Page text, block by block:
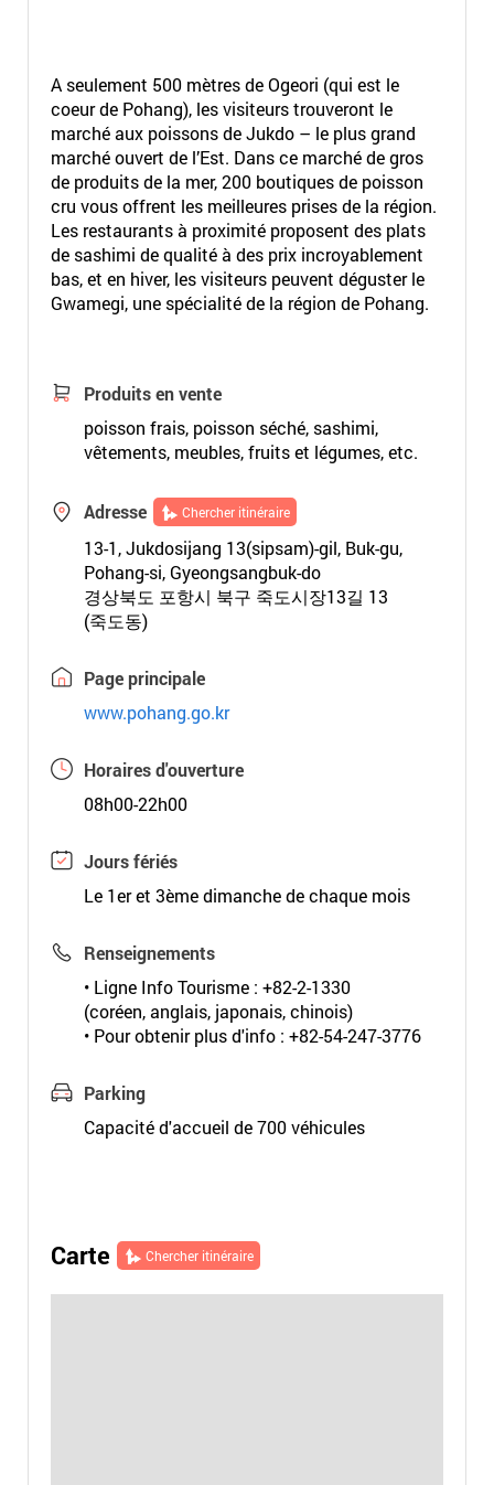
A seulement 500 mètres de Ogeori (qui est le
coeur de Pohang), les visiteurs trouveront le
marché aux poissons de Jukdo – le plus grand
marché ouvert de l’Est. Dans ce marché de gros
de produits de la mer, 200 boutiques de poisson
cru vous offrent les meilleures prises de la région.
Les restaurants à proximité proposent des plats
de sashimi de qualité à des prix incroyablement
bas, et en hiver, les visiteurs peuvent déguster le
Gwamegi, une spécialité de la région de Pohang.
Produits en vente
poisson frais, poisson séché, sashimi,
vêtements, meubles, fruits et légumes, etc.
Adresse Chercher itinéraire
13-1, Jukdosijang 13(sipsam)-gil, Buk-gu,
Pohang-si, Gyeongsangbuk-do
경상북도 포항시 북구 죽도시장13길 13
(죽도동)
Page principale
www.pohang.go.kr
Horaires d'ouverture
08h00-22h00
Jours fériés
Le 1er et 3ème dimanche de chaque mois
Renseignements
• Ligne Info Tourisme : +82-2-1330
(coréen, anglais, japonais, chinois)
• Pour obtenir plus d'info : +82-54-247-3776
Parking
Capacité d'accueil de 700 véhicules
Carte Chercher itinéraire